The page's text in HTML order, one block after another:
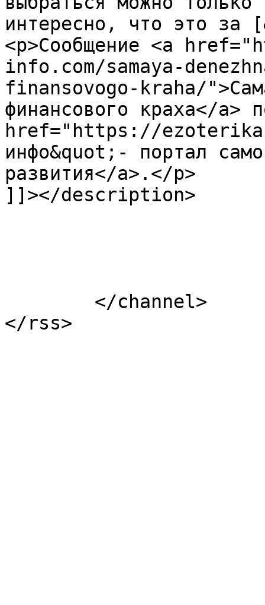
интересно, что это за
<p>Сообщение <a
info.com/samaya-
finansovogo-kraha/
финансового краха</a>
href="https://ezoterika-
инфо&quot;- портал
развития</a>.</p>
]]></description>